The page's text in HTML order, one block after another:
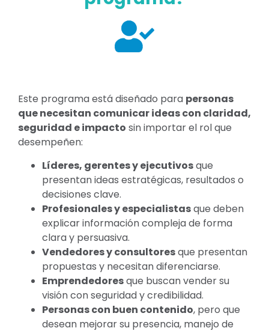
Este programa está diseñado para personas
que necesitan comunicar ideas con claridad,
seguridad e impacto sin importar el rol que
desempeñen:
Líderes, gerentes y ejecutivosque
presentan ideas estratégicas, resultados o
decisiones clave.
Profesionales y especialistasque deben
explicar información compleja de forma
clara y persuasiva.
Vendedores y consultoresque presentan
propuestas y necesitan diferenciarse.
Emprendedoresque buscan vender su
visión con seguridad y credibilidad.
Personas con buen contenido, pero que
desean mejorar su presencia, manejo de